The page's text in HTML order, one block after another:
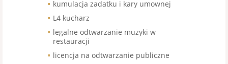
kumulacja zadatku i kary umownej
L4 kucharz
legalne odtwarzanie muzyki w
restauracji
licencja na odtwarzanie publiczne